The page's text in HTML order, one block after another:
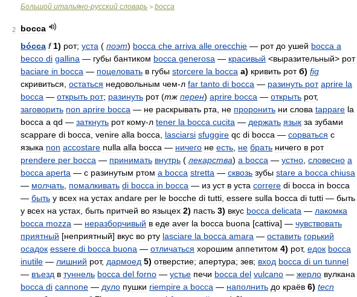
Большой итальяно-русский словарь > bocca
2
bocca
bócca f 1) рот; уста ( поэт) bocca che arriva alle orecchie — рот до ушей bocca a
becco di gallina — губы бантиком bocca generosa — красивый <выразительный> рот
baciare in bocca — поцеловать в губы storcere la bocca а) кривить рот б) fig
скривиться остаться недовольным чем-л far tanto di bocca — разинуть рот aprire la
bocca — открыть рот; разинуть рот (тж перен) aprire bocca — открыть рот,
заговорить non aprire bocca — не раскрывать рта не проронить ни слова tappare la
bocca a qd — заткнуть рот кому-л tener la bocca cucita — держать язык за зубами
scappare di bocca venire alla bocca lasciarsi sfuggire qc di bocca — сорваться с
языка non accostare nulla alla bocca — ничего не есть не брать ничего в рот
prendere per bocca — принимать внутрь ( лекарства) a bocca — устно словесно a
bocca aperta — с разинутым ртом a bocca stretta — сквозь зубы stare a bocca chiusa
— молчать помалкивать di bocca in bocca — из уст в уста correre di bocca in bocca
— быть у всех на устах andare per le bocche di tutti essere sulla bocca di tutti — быть
у всех на устах быть притчей во языцех 2) пасть 3) вкус bocca delicata — лакомка
bocca mozza — неразборчивый в еде aver la bocca buona [cattiva] — чувствовать
приятный [неприятный] вкус во рту lasciare la bocca amara — оставить горький
осадок essere di bocca buona — отличаться хорошим аппетитом 4) рот, едок bocca
inutile — лишний рот, дармоед 5) отверстие; апертура; зев; вход bocca di un tunnel
— въезд в туннель bocca del forno — устье печи bocca del vulcano — жерло вулкана
bocca di cannone — дуло пушки riempire a bocca — наполнить до краёв 6) tecn